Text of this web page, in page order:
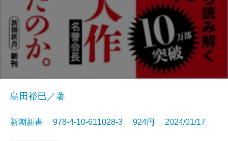
島田裕巳／著
新潮新書 978-4-10-611028-3 924円 2024/01/17